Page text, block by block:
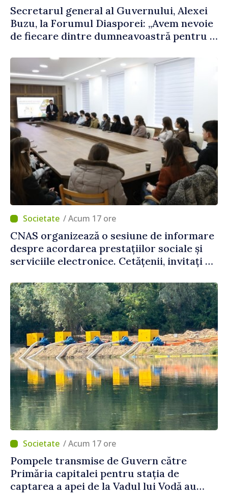
Secretarul general al Guvernului, Alexei
Buzu, la Forumul Diasporei: „Avem nevoie
de fiecare dintre dumneavoastră pentru a
/ Acum 17 ore
CNAS organizează o sesiune de informare
despre acordarea prestațiilor sociale și
serviciile electronice. Cetățenii, invitați să
/ Acum 17 ore
Pompele transmise de Guvern către
Primăria capitalei pentru stația de
captarea a apei de la Vadul lui Vodă au